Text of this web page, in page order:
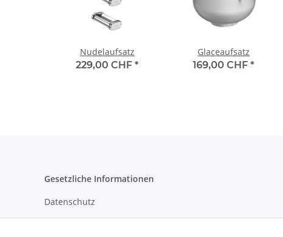
Nudelaufsatz
229,00 CHF *
Glaceaufsatz
169,00 CHF *
Gesetzliche Informationen
Datenschutz